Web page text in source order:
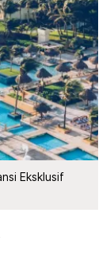
Eksklusif